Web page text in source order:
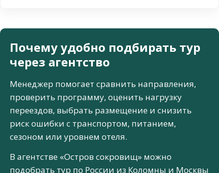
Почему удобно подбирать тур
через агентство
Менеджер помогает сравнить направления,
проверить программу, оценить нагрузку
переездов, выбрать размещение и снизить
риск ошибки с транспортом, питанием,
сезоном или уровнем отеля.
В агентстве «Остров сокровищ» можно
подобрать тур по России из Коломны и Москвы